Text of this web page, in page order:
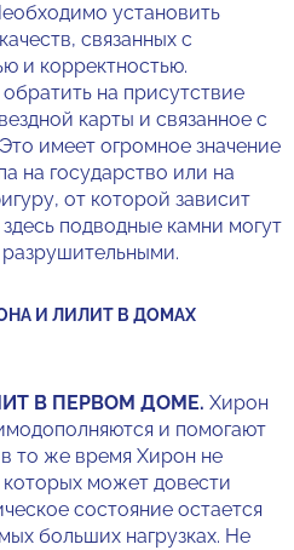
установить
связанных с
и корректностью.
на присутствие
карты и связанное с
имеет огромное значение
на государство или на
от которой зависит
подводные камни могут
И ЛИЛИТ В ДОМАХ
В ПЕРВОМ ДОМЕ. Хирон
и помогают
то же время Хирон не
которых может довести
состояние остается
больших нагрузках. Не